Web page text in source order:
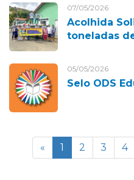
07/05/2026
Acolhida
toneladas
05/05/2026
Selo ODS
« 1 2 3 4